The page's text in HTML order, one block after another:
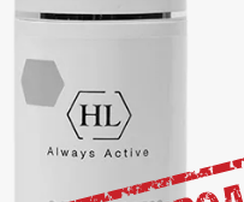
и быстрое
сосудов и
и отбеливающим
светофильтром
ее упругость
замедляет процесс